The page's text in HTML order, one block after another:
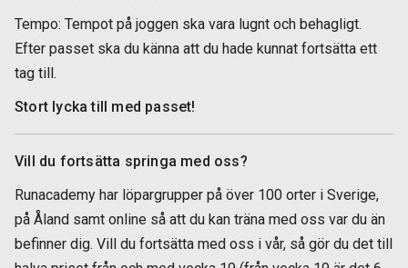
Tempo: Tempot på joggen ska vara lugnt och behagligt.
Efter passet ska du känna att du hade kunnat fortsätta ett
tag till.
Stort lycka till med passet!
Vill du fortsätta springa med oss?
Runacademy har löpargrupper på över 100 orter i Sverige,
på Åland samt online så att du kan träna med oss var du än
befinner dig. Vill du fortsätta med oss i vår, så gör du det till